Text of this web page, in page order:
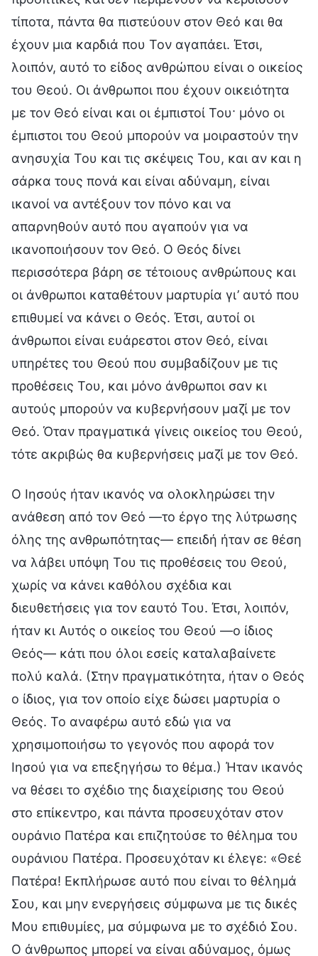
τίποτα, πάντα θα πιστεύουν στον Θεό και θα
έχουν μια καρδιά που Τον αγαπάει. Έτσι,
λοιπόν, αυτό το είδος ανθρώπου είναι ο οικείος
του Θεού. Οι άνθρωποι που έχουν οικειότητα
με τον Θεό είναι και οι έμπιστοί Του· μόνο οι
έμπιστοι του Θεού μπορούν να μοιραστούν την
ανησυχία Του και τις σκέψεις Του, και αν και η
σάρκα τους πονά και είναι αδύναμη, είναι
ικανοί να αντέξουν τον πόνο και να
απαρνηθούν αυτό που αγαπούν για να
ικανοποιήσουν τον Θεό. Ο Θεός δίνει
περισσότερα βάρη σε τέτοιους ανθρώπους και
οι άνθρωποι καταθέτουν μαρτυρία γι’ αυτό που
επιθυμεί να κάνει ο Θεός. Έτσι, αυτοί οι
άνθρωποι είναι ευάρεστοι στον Θεό, είναι
υπηρέτες του Θεού που συμβαδίζουν με τις
προθέσεις Του, και μόνο άνθρωποι σαν κι
αυτούς μπορούν να κυβερνήσουν μαζί με τον
Θεό. Όταν πραγματικά γίνεις οικείος του Θεού,
τότε ακριβώς θα κυβερνήσεις μαζί με τον Θεό.
Ο Ιησούς ήταν ικανός να ολοκληρώσει την
ανάθεση από τον Θεό —το έργο της λύτρωσης
όλης της ανθρωπότητας— επειδή ήταν σε θέση
να λάβει υπόψη Του τις προθέσεις του Θεού,
χωρίς να κάνει καθόλου σχέδια και
διευθετήσεις για τον εαυτό Του. Έτσι, λοιπόν,
ήταν κι Αυτός ο οικείος του Θεού —ο ίδιος
Θεός— κάτι που όλοι εσείς καταλαβαίνετε
πολύ καλά. (Στην πραγματικότητα, ήταν ο Θεός
ο ίδιος, για τον οποίο είχε δώσει μαρτυρία ο
Θεός. Το αναφέρω αυτό εδώ για να
χρησιμοποιήσω το γεγονός που αφορά τον
Ιησού για να επεξηγήσω το θέμα.) Ήταν ικανός
να θέσει το σχέδιο της διαχείρισης του Θεού
στο επίκεντρο, και πάντα προσευχόταν στον
ουράνιο Πατέρα και επιζητούσε το θέλημα του
ουράνιου Πατέρα. Προσευχόταν κι έλεγε: «Θεέ
Πατέρα! Εκπλήρωσε αυτό που είναι το θέλημά
Σου, και μην ενεργήσεις σύμφωνα με τις δικές
Μου επιθυμίες, μα σύμφωνα με το σχέδιό Σου.
Ο άνθρωπος μπορεί να είναι αδύναμος, όμως